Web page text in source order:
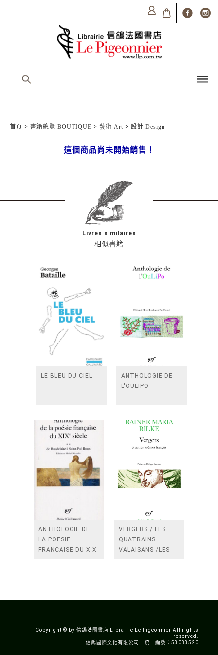
首頁 > 書籍總覽 BOUTIQUE > 藝術 Art > 設計 Design
這個商品尚未開始銷售！
相似書籍
Livres similaires
LE BLEU DU CIEL
ANTHOLOGIE DE
L'OULIPO
ANTHOLOGIE DE
LA POESIE
FRANCAISE DU XIX
VERGERS / LES
QUATRAINS
VALAISANS /LES
Copyright © by 信鴿法國書店 Librairie Le Pigeonnier All rights
reserved.
信鴿國際文化有限公司 統一編號：53083520